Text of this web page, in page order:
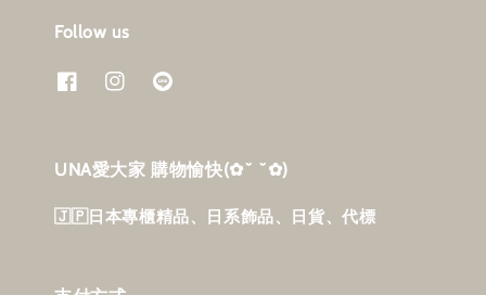
Follow us
UNA愛大家 購物愉快‎(✿˘ ˘✿)
🇯🇵日本專櫃精品、日系飾品、日貨、代標